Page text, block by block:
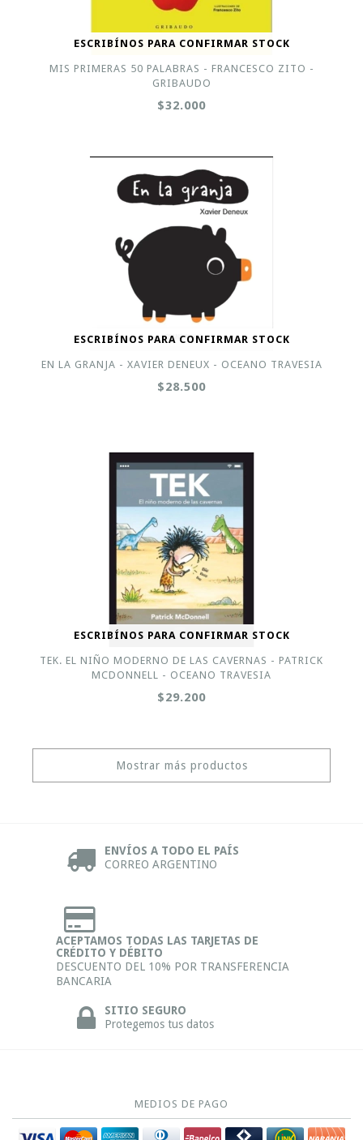
ESCRIBÍNOS PARA CONFIRMAR STOCK
MIS PRIMERAS 50 PALABRAS - FRANCESCO ZITO -
GRIBAUDO
$32.000
ESCRIBÍNOS PARA CONFIRMAR STOCK
EN LA GRANJA - XAVIER DENEUX - OCEANO TRAVESIA
$28.500
ESCRIBÍNOS PARA CONFIRMAR STOCK
TEK. EL NIÑO MODERNO DE LAS CAVERNAS - PATRICK
MCDONNELL - OCEANO TRAVESIA
$29.200
Mostrar más productos
ENVÍOS A TODO EL PAÍS
CORREO ARGENTINO
ACEPTAMOS TODAS LAS TARJETAS DE
CRÉDITO Y DÉBITO
DESCUENTO DEL 10% POR TRANSFERENCIA
BANCARIA
SITIO SEGURO
Protegemos tus datos
MEDIOS DE PAGO